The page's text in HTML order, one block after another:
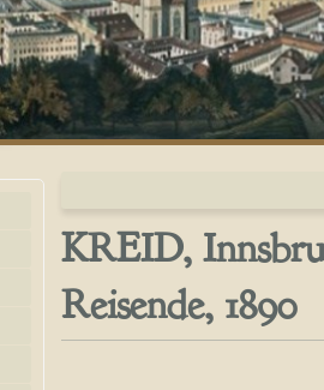
KREID,
Reisende, 1890